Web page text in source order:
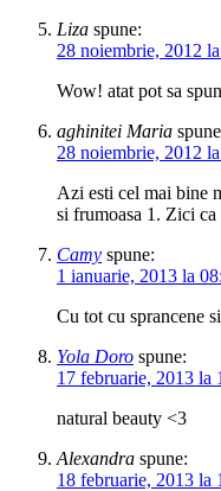
Liza spune:
28 noiembrie, 2012
Wow! atat pot sa
aghinitei Maria
28 noiembrie, 2012
Azi esti cel mai bine
si frumoasa 1. Zici
Camy spune:
1 ianuarie, 2013 la
Cu tot cu sprancene
Yola Doro spune:
17 februarie, 2013 la
natural beauty <3
Alexandra spune:
18 februarie, 2013 la